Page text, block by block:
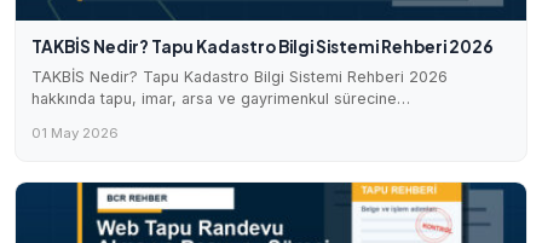
TAKBİS Nedir? Tapu Kadastro Bilgi Sistemi Rehberi 2026
TAKBİS Nedir? Tapu Kadastro Bilgi Sistemi Rehberi 2026
hakkında tapu, imar, arsa ve gayrimenkul sürecine…
01 May 2026